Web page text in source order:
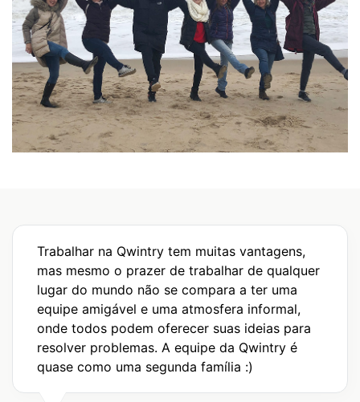
Trabalhar na Qwintry tem muitas vantagens,
mas mesmo o prazer de trabalhar de qualquer
lugar do mundo não se compara a ter uma
equipe amigável e uma atmosfera informal,
onde todos podem oferecer suas ideias para
resolver problemas. A equipe da Qwintry é
quase como uma segunda família :)